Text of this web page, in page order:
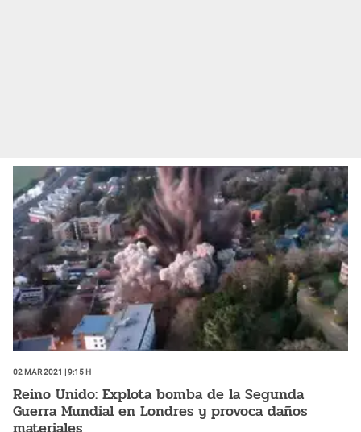
02 Mar 2021 | 9:15 h
Reino Unido: Explota bomba de la Segunda
Guerra Mundial en Londres y provoca daños